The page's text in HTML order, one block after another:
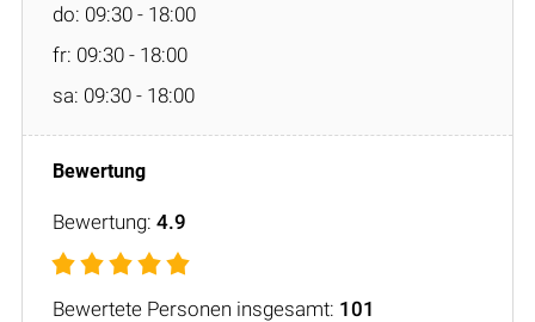
do: 09:30 - 18:00
fr: 09:30 - 18:00
sa: 09:30 - 18:00
Bewertung: 4.9
Bewertete Personen insgesamt: 101